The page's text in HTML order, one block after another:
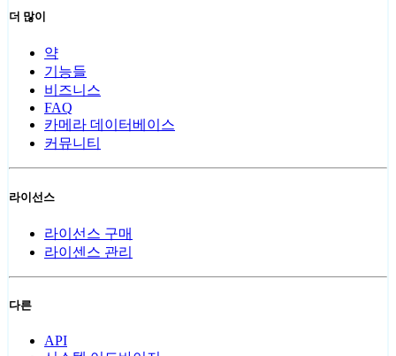
더 많이
약
기능들
비즈니스
FAQ
카메라 데이터베이스
커뮤니티
라이선스
라이선스 구매
라이센스 관리
다른
API